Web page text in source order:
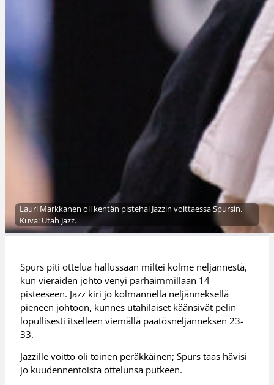
Lauri Markkanen oli kentän pistehai Jazzin voittaessa Spursin.
Kuva: Utah Jazz.
Spurs piti ottelua hallussaan miltei kolme neljännestä,
kun vieraiden johto venyi parhaimmillaan 14
pisteeseen. Jazz kiri jo kolmannella neljänneksellä
pieneen johtoon, kunnes utahilaiset käänsivät pelin
lopullisesti itselleen viemällä päätösneljänneksen 23-
33.
Jazzille voitto oli toinen peräkkäinen; Spurs taas hävisi
jo kuudennentoista ottelunsa putkeen.